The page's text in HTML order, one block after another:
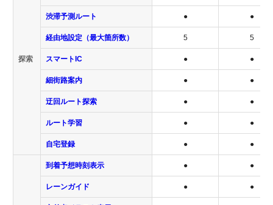
探索
渋滞予測ルート ● ●
経由地設定（最大箇所数） 5 5
スマートIC ● ●
細街路案内 ● ●
迂回ルート探索 ● ●
ルート学習 ● ●
自宅登録 ● ●
到着予想時刻表示 ● ●
レーンガイド ● ●